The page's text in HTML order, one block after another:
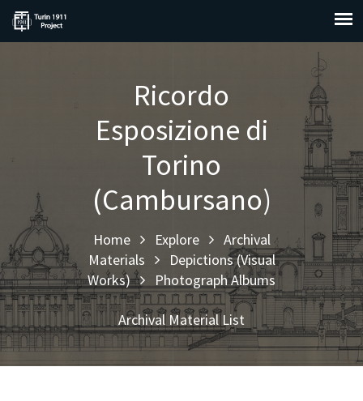
Ricordo
Esposizione di
Torino
(Cambursano)
Home Explore
Archival
Materials
Depictions (Visual
Works)
Photograph Albums
Archival Material List